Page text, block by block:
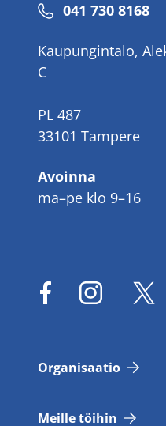
Puhelinnumero
041 730 8168
Kaupungintalo,
C
PL 487
33101 Tampere
Avoinna
ma–pe klo 9–16
Or­ga­ni­saa­tio
Meil­le töi­hin